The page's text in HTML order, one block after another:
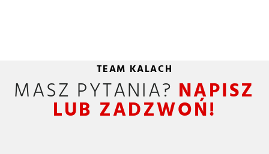
TEAM KALACH
MASZ PYTANIA? NAPISZ
LUB ZADZWOŃ!